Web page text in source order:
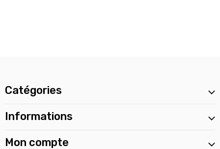
Catégories
Informations
Mon compte